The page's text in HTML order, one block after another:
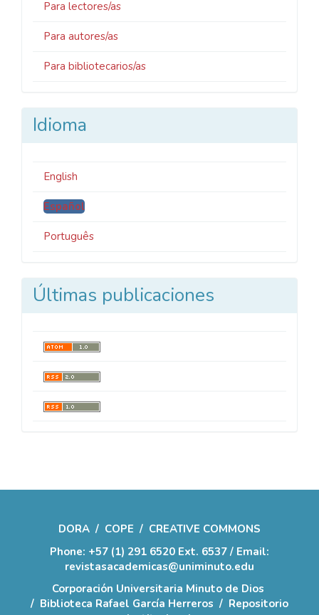
Para lectores/as
Para autores/as
Para bibliotecarios/as
Idioma
English
Español
Português
Últimas publicaciones
DORA / COPE / CREATIVE COMMONS
Phone: +57 (1) 291 6520 Ext. 6537 / Email:
revistasacademicas@uniminuto.edu
Corporación Universitaria Minuto de Dios
/ Biblioteca Rafael García Herreros / Repositorio